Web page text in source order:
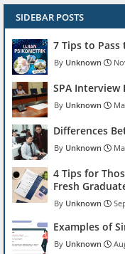
SIDEBAR POSTS
7 Tips to Pass
Unknown
SPA Interview
Unknown
Differences
Unknown
4 Tips for
Fresh
Unknown
Examples of
Unknown